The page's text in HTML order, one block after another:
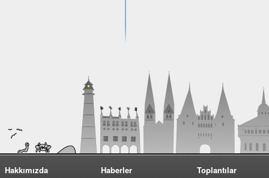
Hakkımızda
Haberler
Toplantılar